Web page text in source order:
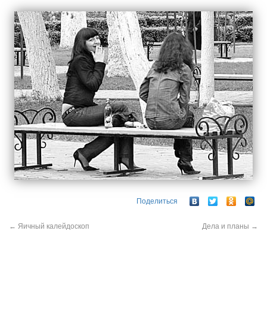
Поделиться
← Яичный калейдоскоп Дела и планы →